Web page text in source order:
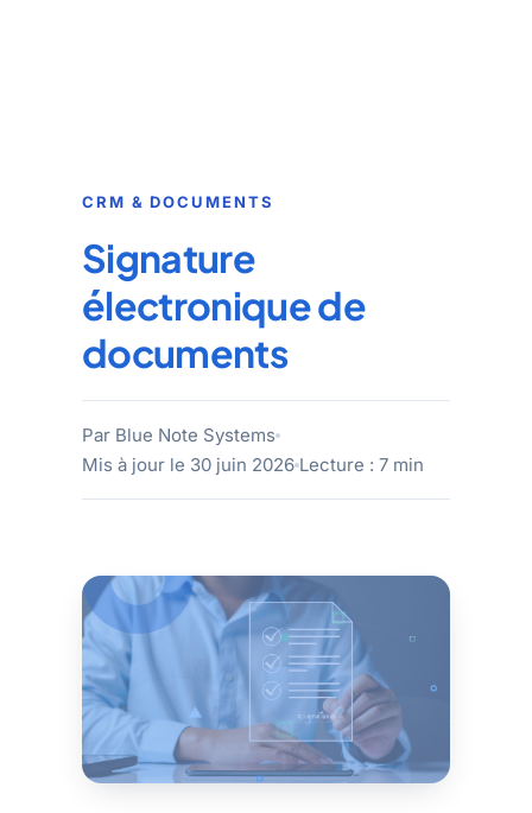
CRM & DOCUMENTS
Signature
électronique de
documents
Par Blue Note Systems
Mis à jour le 30 juin 2026 Lecture : 7 min